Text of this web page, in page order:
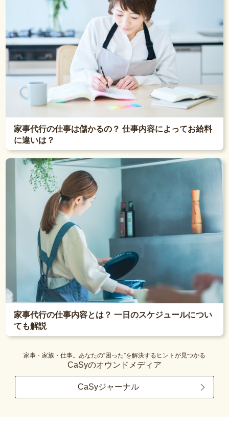
家事代行の仕事は儲かるの？ 仕事内容によってお給料
に違いは？
家事代行の仕事内容とは？ 一日のスケジュールについ
ても解説
家事・家族・仕事。あなたの“困った”を解決するヒントが見つかる
CaSyのオウンドメディア
CaSyジャーナル